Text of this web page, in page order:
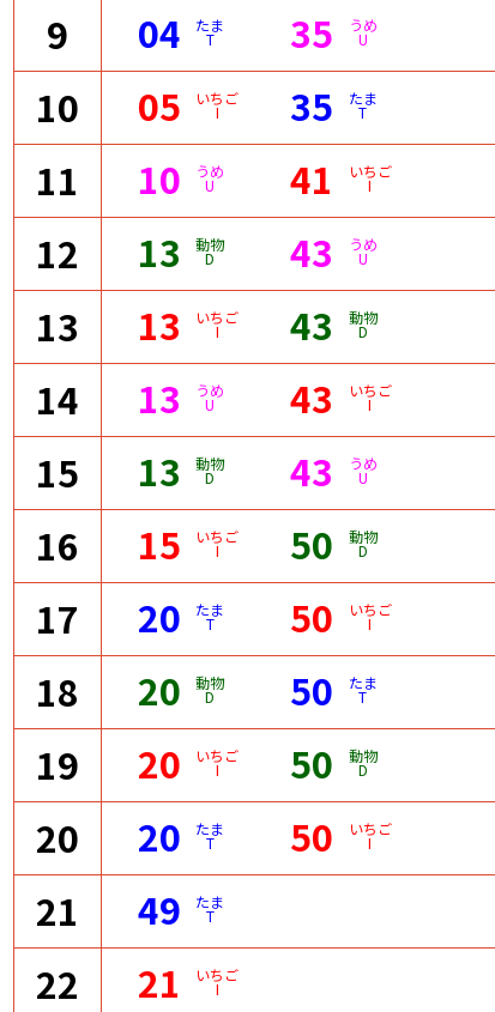
9 04 たま
T 35 うめ
U
10 05 いちご
I 35 たま
T
11 10 うめ
U 41 いちご
I
12 13 動物
D 43 うめ
U
13 13 いちご
I 43 動物
D
14 13 うめ
U 43 いちご
I
15 13 動物
D 43 うめ
U
16 15 いちご
I 50 動物
D
17 20 たま
T 50 いちご
I
18 20 動物
D 50 たま
T
19 20 いちご
I 50 動物
D
20 20 たま
T 50 いちご
I
21 49 たま
T
22 21 いちご
I